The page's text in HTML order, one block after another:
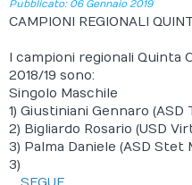
Pubblicato: 06 Gennaio 2019
CAMPIONI REGIONALI
I campioni regionali Quinta
2018/19 sono:
Singolo Maschile
1) Giustiniani Gennaro
2) Bigliardo Rosario (USD
3) Palma Daniele (ASD Stet
3)